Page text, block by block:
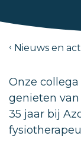
Nieuws en
Onze
genieten
35 jaar bij